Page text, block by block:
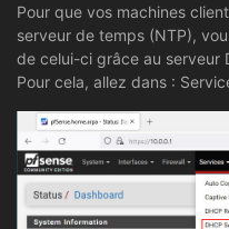
Pour que vos machines
serveur de temps (NTP),
de celui-ci grâce au serveur
Pour cela, allez dans :